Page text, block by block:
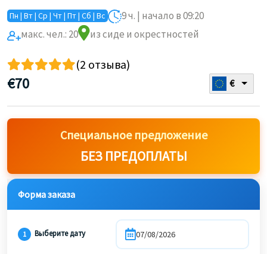
Пн | Вт | Ср | Чт | Пт | Сб | Вс
9 ч. | начало в 09:20
макс. чел.: 20
из сиде и окрестностей
(2 отзыва)
€70 €
Специальное предложение
БЕЗ ПРЕДОПЛАТЫ
Форма заказа
1 Выберите дату